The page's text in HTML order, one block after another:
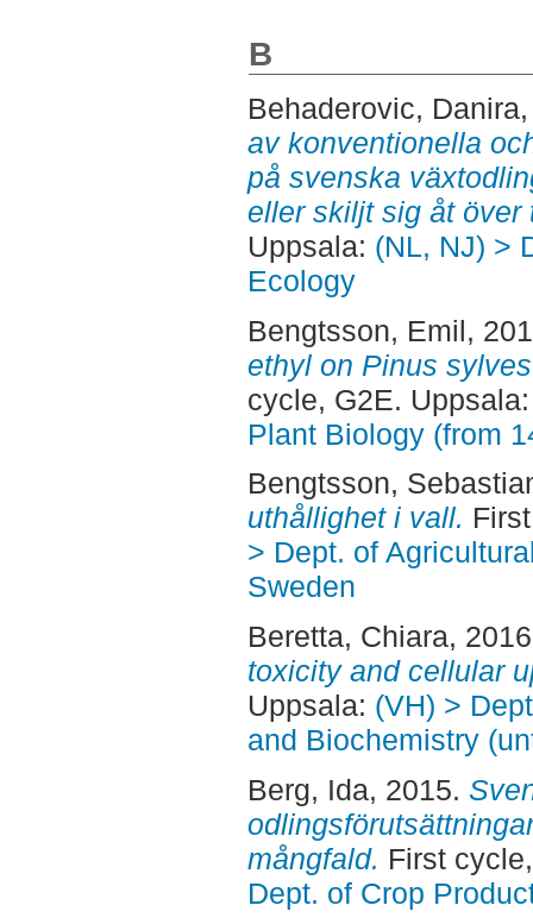
B
Behaderovic, Danira
av konventionella
på svenska
eller skiljt sig åt över
Uppsala: (NL, NJ) >
Ecology
Bengtsson, Emil,
ethyl on Pinus
cycle, G2E.
Plant Biology (from
Bengtsson,
uthållighet i vall.
> Dept. of
Sweden
Beretta, Chiara,
toxicity and cellular
Uppsala: (VH) >
and Biochemistry
Berg, Ida, 2015.
mångfald. First
Dept. of Crop